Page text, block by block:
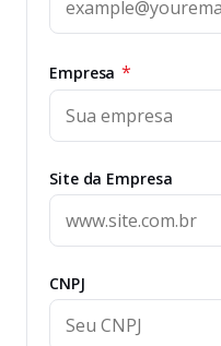
Empresa *
Site da Empresa
CNPJ